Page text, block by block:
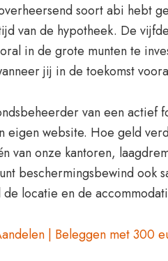
soort abi hebt
van de hypotheek. De
in de grote munten te
jij in de toekomst
van een actief
eigen website. Hoe geld
van onze kantoren,
beschermingsbewind ook
locatie en de
| Beleggen met 300